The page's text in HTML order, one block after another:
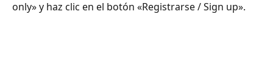
only» y haz clic en el botón «Registrarse / Sign up».